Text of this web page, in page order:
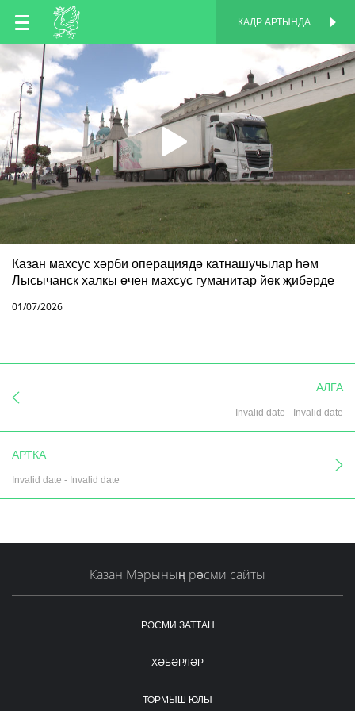
TT
RU
КАДР АРТЫНДА
Казан махсус хәрби операциядә катнашучылар һәм
Лысычанск халкы өчен махсус гуманитар йөк җибәрде
01/07/2026
АЛГА
Invalid date - Invalid date
АРТКА
Invalid date - Invalid date
Казан Мэрының рәсми сайты
РӘСМИ ЗАТТАН
ХӘБӘРЛӘР
ТОРМЫШ ЮЛЫ
КАДР АРТЫНДА